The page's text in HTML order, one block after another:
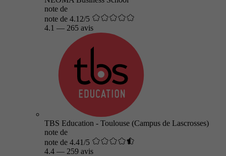
note de
note de 4.12/5
4.1 — 265 avis
TBS Education - Toulouse (Campus de Lascrosses)
note de
note de 4.41/5
4.4 — 259 avis